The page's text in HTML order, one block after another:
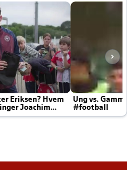
Eriksen? Hvem
Joachim
Ung vs.
#football